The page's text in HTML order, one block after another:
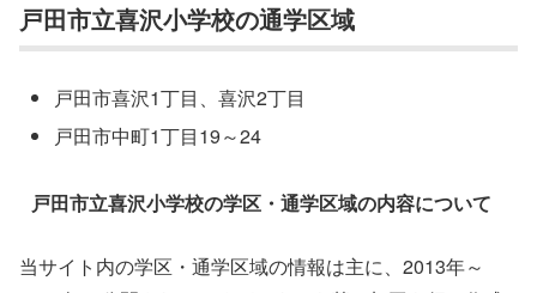
戸田市立喜沢小学校の通学区域
戸田市喜沢1丁目、喜沢2丁目
戸田市中町1丁目19～24
戸田市立喜沢小学校の学区・通学区域の内容について
当サイト内の学区・通学区域の情報は主に、2013年～